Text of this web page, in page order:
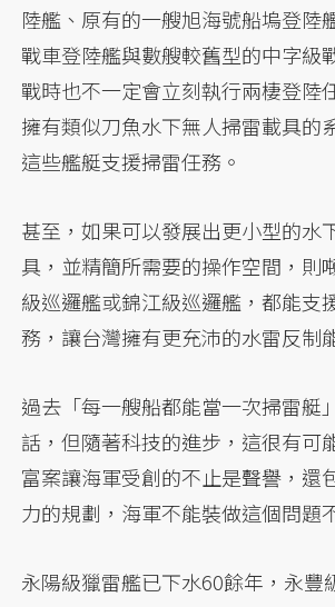
陸艦、原有的一艘旭海號船塢登陸
戰車登陸艦與數艘較舊型的中字級
戰時也不一定會立刻執行兩棲登陸
擁有類似刀魚水下無人掃雷載具的
這些艦艇支援掃雷任務。
甚至，如果可以發展出更小型的水
具，並精簡所需要的操作空間，則
級巡邏艦或錦江級巡邏艦，都能支
務，讓台灣擁有更充沛的水雷反制
過去「每一艘船都能當一次掃雷艇
話，但隨著科技的進步，這很有可
富案讓海軍受創的不止是聲譽，還
力的規劃，海軍不能裝做這個問題
永陽級獵雷艦已下水60餘年，永豐